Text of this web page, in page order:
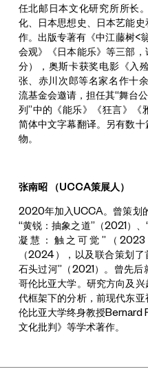
任北邮日本文化研究所所长
化、日本思想史、日本艺能
作。出版专著有《中江藤树<
会观》《日本能乐》等三部
分），奥斯卡获奖电影《入
张、赤川次郎等名家名作十
流基金会邀请，担任其“舞台
列”中的《能乐》《狂言》《
简体中文字幕翻译。另有数
物。
张南昭 （UCCA策展人）
2020年加入UCCA。曾策划
“黄锐：抽象之道”（2021）
凝慧：触之可觉”（
（2024），以及联合策划
石头过河”（2021）。曾先后
哥伦比亚大学。研究方向及
代框架下的分析，前现代东
伦比亚大学终身教授
文化批判》等学术著作。